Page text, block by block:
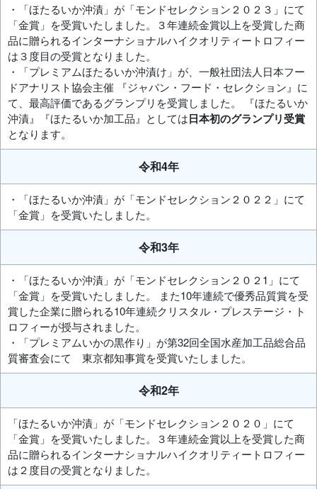
・「ほたるいか沖漬」が「モンドセレクション２０２３」にて
「金賞」を受賞いたしました。３年連続金賞以上を受賞した商
品に贈られるインターナショナルハイクオリティートロフィー
は３度目の受賞となりました。
・「プレミアムほたるいか沖漬け」が、一般社団法人日本フー
ドアナリスト協会主催 『ジャパン・フード・セレクション』に
て、最高評価であるグランプリを受賞しました。 『ほたるいか
沖漬』『ほたるいか加工品』としては日本初のグランプリ受賞
となります。
令和4年
・「ほたるいか沖漬」が「モンドセレクション２０２２」にて
「金賞」を受賞いたしました。
令和3年
・「ほたるいか沖漬」が「モンドセレクション２０２1」にて
「金賞」を受賞いたしました。 また10年連続で優秀品質賞を受
賞した企業に贈られる10年連続クリスタル・プレステージ・ト
ロフィーが授与されました。
・「プレミアムいかの黒作り」が第32回全国水産加工品総合品
質審査会にて 東京都知事賞を受賞いたしました。
令和2年
「ほたるいか沖漬」が「モンドセレクション２０２０」にて
「金賞」を受賞いたしました。３年連続金賞以上を受賞した商
品に贈られるインターナショナルハイクオリティートロフィー
は２度目の受賞となりました。